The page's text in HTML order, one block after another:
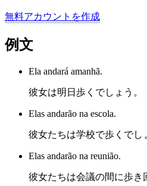
無料アカウントを作成
例文
Ela andará amanhã.
彼女は明日歩くでしょう。
Elas andarão na escola.
彼女たちは学校で歩くでし
Elas andarão na reunião.
彼女たちは会議の間に歩き